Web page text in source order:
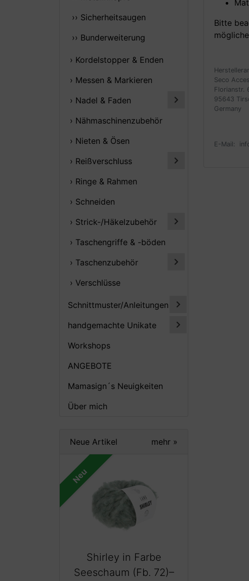
›› Sicherheitsaugen
›› Bunderweiterung
› Kordelstopper & Enden
› Messen & Markieren
› Nadel & Faden
› Nähmaschinenzubehör
› Nieten & Ösen
› Reißverschluss
› Ringe & Rahmen
› Schneiden
› Strick-/Häkelzubehör
› Taschengriffe & -böden
› Taschenzubehör
› Verschlüsse
Schnittmuster/Anleitungen
handgemachte Unikate
Workshops
ANGEBOTE
Mamasign´s Neuigkeiten
Über mich
Neue Artikel mehr »
Neu
Shirley in Farbe
Seeschaum (Fb. 72)–
Bitte
Seco
Florianstr.
95643
Germany
E-Mail: